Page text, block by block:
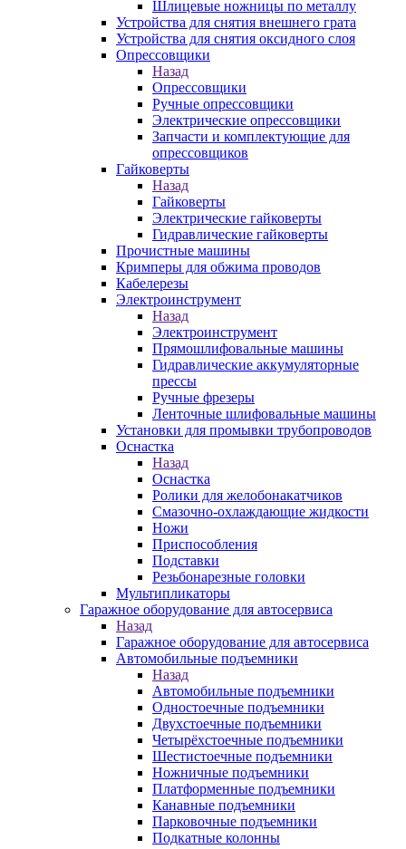
Шлицевые ножницы по металлу
Устройства для снятия внешнего грата
Устройства для снятия оксидного слоя
Опрессовщики
Назад
Опрессовщики
Ручные опрессовщики
Электрические опрессовщики
Запчасти и комплектующие для
опрессовщиков
Гайковерты
Назад
Гайковерты
Электрические гайковерты
Гидравлические гайковерты
Прочистные машины
Кримперы для обжима проводов
Кабелерезы
Электроинструмент
Назад
Электроинструмент
Прямошлифовальные машины
Гидравлические аккумуляторные
прессы
Ручные фрезеры
Ленточные шлифовальные машины
Установки для промывки трубопроводов
Оснастка
Назад
Оснастка
Ролики для желобонакатчиков
Смазочно-охлаждающие жидкости
Ножи
Приспособления
Подставки
Резьбонарезные головки
Мультипликаторы
Гаражное оборудование для автосервиса
Назад
Гаражное оборудование для автосервиса
Автомобильные подъемники
Назад
Автомобильные подъемники
Одностоечные подъемники
Двухстоечные подъемники
Четырёхстоечные подъемники
Шестистоечные подъемники
Ножничные подъемники
Платформенные подъемники
Канавные подъемники
Парковочные подъемники
Подкатные колонны